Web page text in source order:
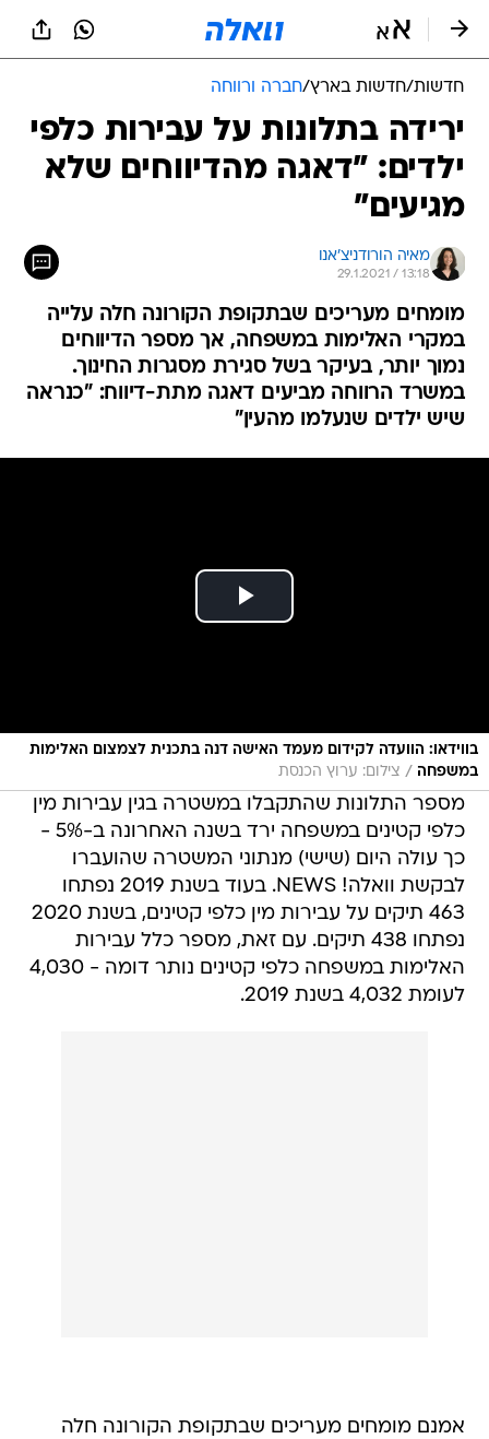
חדשות/חדשות בארץ/חברה ורווחה
ירידה בתלונות על עבירות כלפי
ילדים: "דאגה מהדיווחים שלא
מגיעים"
מאיה הורודניצ'אנו
29.1.2021 / 13:18
מומחים מעריכים שבתקופת הקורונה חלה עלייה
במקרי האלימות במשפחה, אך מספר הדיווחים
נמוך יותר, בעיקר בשל סגירת מסגרות החינוך.
במשרד הרווחה מביעים דאגה מתת-דיווח: "כנראה
שיש ילדים שנעלמו מהעין"
בווידאו: הוועדה לקידום מעמד האישה דנה בתכנית לצמצום האלימות
במשפחה / צילום: ערוץ הכנסת
מספר התלונות שהתקבלו במשטרה בגין עבירות מין
כלפי קטינים במשפחה ירד בשנה האחרונה ב-5% -
כך עולה היום (שישי) מנתוני המשטרה שהועברו
לבקשת וואלה! NEWS. בעוד בשנת 2019 נפתחו
463 תיקים על עבירות מין כלפי קטינים, בשנת 2020
נפתחו 438 תיקים. עם זאת, מספר כלל עבירות
האלימות במשפחה כלפי קטינים נותר דומה - 4,030
לעומת 4,032 בשנת 2019.
אמנם מומחים מעריכים שבתקופת הקורונה חלה